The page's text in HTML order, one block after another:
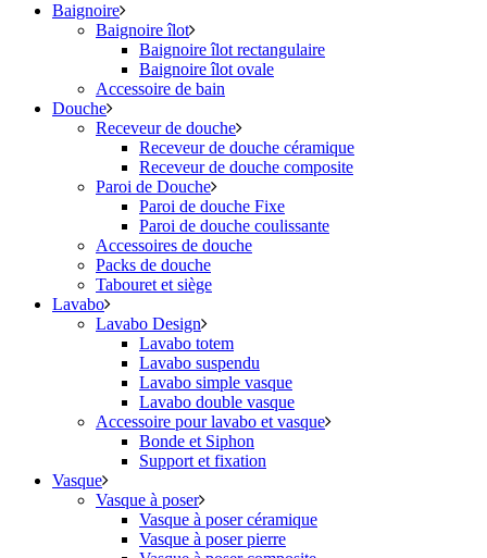
Baignoire
Baignoire îlot
Baignoire îlot rectangulaire
Baignoire îlot ovale
Accessoire de bain
Douche
Receveur de douche
Receveur de douche céramique
Receveur de douche composite
Paroi de Douche
Paroi de douche Fixe
Paroi de douche coulissante
Accessoires de douche
Packs de douche
Tabouret et siège
Lavabo
Lavabo Design
Lavabo totem
Lavabo suspendu
Lavabo simple vasque
Lavabo double vasque
Accessoire pour lavabo et vasque
Bonde et Siphon
Support et fixation
Vasque
Vasque à poser
Vasque à poser céramique
Vasque à poser pierre